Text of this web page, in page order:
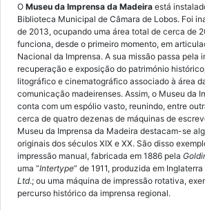
O Museu da Imprensa da Madeira está
Biblioteca Municipal de Câmara de Lobos. Foi
de 2013, ocupando uma área total de cerca de
funciona, desde o primeiro momento, em
Nacional da Imprensa. A sua missão passa pela
recuperação e exposição do património
litográfico e cinematográfico associado à área
comunicação madeirenses. Assim, o Museu da
conta com um espólio vasto, reunindo, entre
cerca de quatro dezenas de máquinas de
Museu da Imprensa da Madeira destacam-se
originais dos séculos XIX e XX. São disso
impressão manual, fabricada em 1886 pela
uma “Intertype” de 1911, produzida em Inglaterra
Ltd.; ou uma máquina de impressão rotativa,
percurso histórico da imprensa regional.